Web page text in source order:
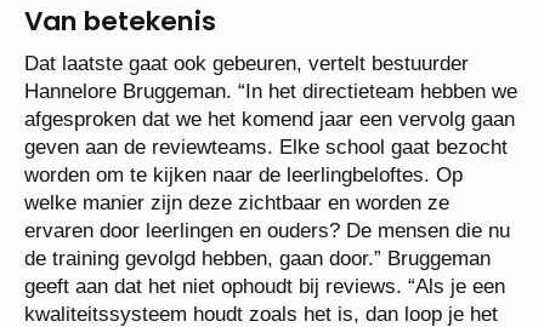
Van betekenis
Dat laatste gaat ook gebeuren, vertelt bestuurder
Hannelore Bruggeman. “In het directieteam hebben we
afgesproken dat we het komend jaar een vervolg gaan
geven aan de reviewteams. Elke school gaat bezocht
worden om te kijken naar de leerlingbeloftes. Op
welke manier zijn deze zichtbaar en worden ze
ervaren door leerlingen en ouders? De mensen die nu
de training gevolgd hebben, gaan door.” Bruggeman
geeft aan dat het niet ophoudt bij reviews. “Als je een
kwaliteitssysteem houdt zoals het is, dan loop je het